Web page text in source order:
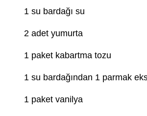
1 su bardağı su
2 adet yumurta
1 paket kabartma tozu
1 su bardağından 1 parmak
1 paket vanilya